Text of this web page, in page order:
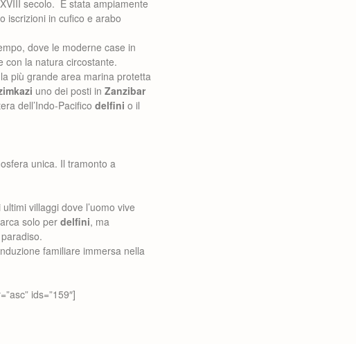
secolo. È stata ampiamente
iscrizioni in cufico e arabo
dove le moderne case in
con la natura circostante.
più grande area marina protetta
uno dei posti in Zanzibar
dell’Indo-Pacifico delfini o il
unica. Il tramonto a
villaggi dove l’uomo vive
solo per delfini, ma
familiare immersa nella
ids=”159″]